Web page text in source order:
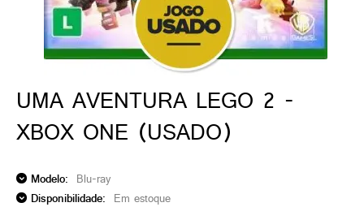
UMA AVENTURA LEGO 2 -
XBOX ONE (USADO)
Modelo: Blu-ray
Disponibilidade: Em estoque